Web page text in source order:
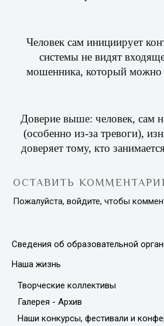
Человек сам инициирует
системы не видят
мошенника, который можно
Доверие выше: человек, сам
(особенно из-за тревоги),
доверяет тому, кто
ОСТАВИТЬ
Пожалуйста, войдите, чтобы
Сведения об образовательной
Наша жизнь
Творческие коллективы
Галерея - Архив
Наши конкурсы, фестивали и